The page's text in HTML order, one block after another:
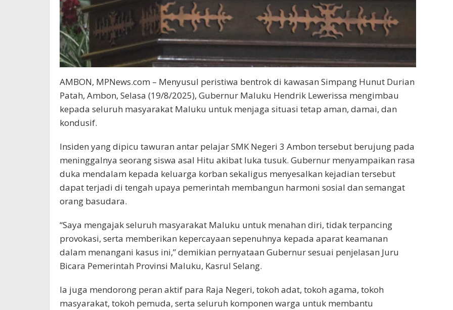
AMBON, MPNews.com – Menyusul peristiwa bentrok di kawasan Simpang Hunut Durian
Patah, Ambon, Selasa (19/8/2025), Gubernur Maluku Hendrik Lewerissa mengimbau
kepada seluruh masyarakat Maluku untuk menjaga situasi tetap aman, damai, dan
kondusif.
Insiden yang dipicu tawuran antar pelajar SMK Negeri 3 Ambon tersebut berujung pada
meninggalnya seorang siswa asal Hitu akibat luka tusuk. Gubernur menyampaikan rasa
duka mendalam kepada keluarga korban sekaligus menyesalkan kejadian tersebut
dapat terjadi di tengah upaya pemerintah membangun harmoni sosial dan semangat
orang basudara.
“Saya mengajak seluruh masyarakat Maluku untuk menahan diri, tidak terpancing
provokasi, serta memberikan kepercayaan sepenuhnya kepada aparat keamanan
dalam menangani kasus ini,” demikian pernyataan Gubernur sesuai penjelasan Juru
Bicara Pemerintah Provinsi Maluku, Kasrul Selang.
Ia juga mendorong peran aktif para Raja Negeri, tokoh adat, tokoh agama, tokoh
masyarakat, tokoh pemuda, serta seluruh komponen warga untuk membantu